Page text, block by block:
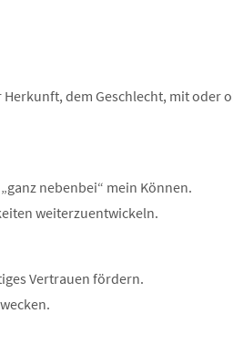
dem Geschlecht, mit oder
nebenbei“ mein Können.
weiterzuentwickeln.
Vertrauen fördern.